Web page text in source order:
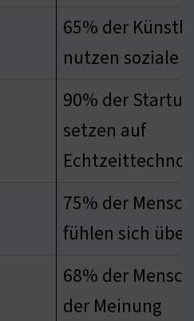
65% der
nutzen soziale
90% der
setzen auf
75% der
fühlen sich
68% der
der Meinung